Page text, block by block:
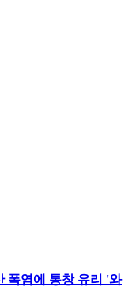
염에 통창 유리 '와